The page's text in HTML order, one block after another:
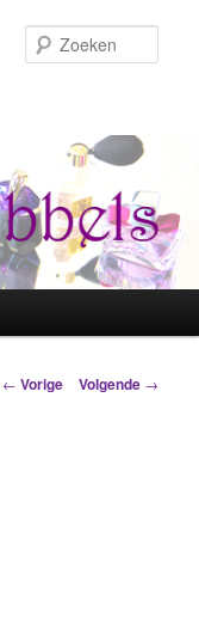
Berichtnavigatie
← Vorige Volgende →